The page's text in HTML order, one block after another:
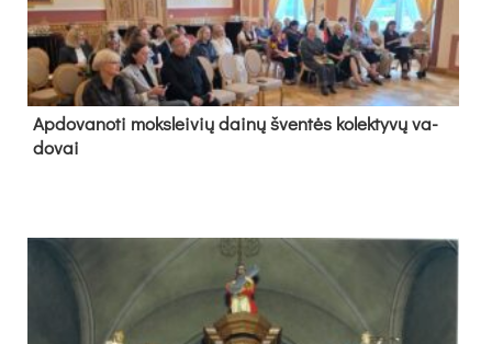
Ap­do­va­no­ti moks­lei­vių dai­nų šven­tės ko­lek­ty­vų va­
do­vai